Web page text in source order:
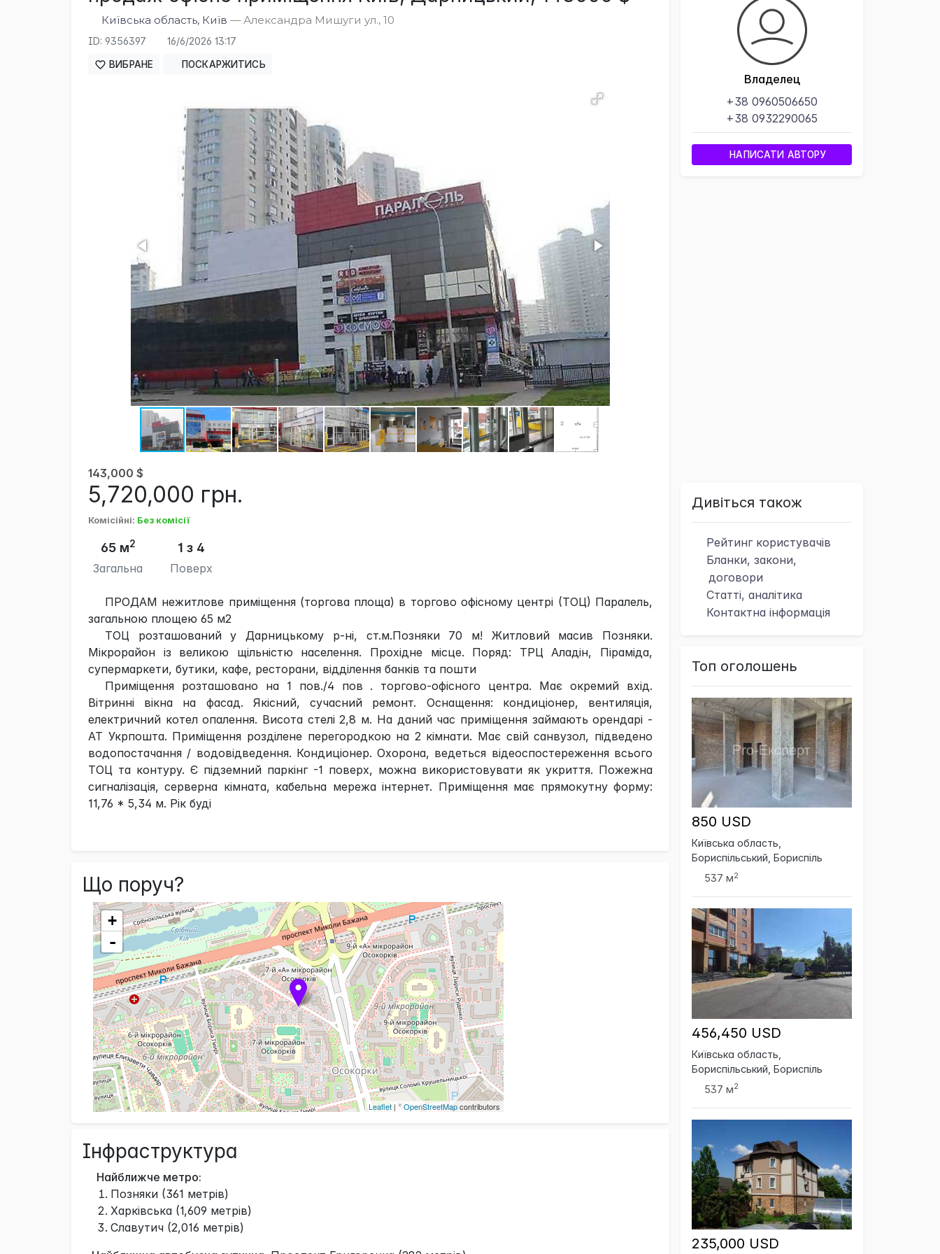
Київська область, Київ — Александра Мишуги ул., 10
ID: 9356397 16/6/2026 13:17
ВИБРАНЕ ПОСКАРЖИТИСЬ
143,000 $
5,720,000 грн.
Комісійні: Без комісії
65 м2
Загальна
1 з 4
Поверх
ПРОДАМ нежитлове приміщення (торгова площа) в торгово офісному центрі (ТОЦ) Паралель,
загальною площею 65 м2
ТОЦ розташований у Дарницькому р-ні, ст.м.Позняки 70 м! Житловий масив Позняки.
Мікрорайон із великою щільністю населення. Прохідне місце. Поряд: ТРЦ Аладін, Піраміда,
супермаркети, бутики, кафе, ресторани, відділення банків та пошти
Приміщення розташовано на 1 пов./4 пов . торгово-офісного центра. Має окремий вхід.
Вітринні вікна на фасад. Якісний, сучасний ремонт. Оснащення: кондиціонер, вентиляція,
електричний котел опалення. Висота стелі 2,8 м. На даний час приміщення займають орендарі -
АТ Укрпошта. Приміщення розділене перегородкою на 2 кімнати. Має свій санвузол, підведено
водопостачання / водовідведення. Кондиціонер. Охорона, ведеться відеоспостереження всього
ТОЦ та контуру. Є підземний паркінг -1 поверх, можна використовувати як укриття. Пожежна
сигналізація, серверна кімната, кабельна мережа інтернет. Приміщення має прямокутну форму:
11,76 * 5,34 м. Рік буді
Що поруч?
+
-
Leaflet| ©OpenStreetMapcontributors
Інфраструктура
Найближче метро:
Позняки (361 метрів)
Харківська (1,609 метрів)
Славутич (2,016 метрів)
Владелец
+38 0960506650
+38 0932290065
НАПИСАТИ АВТОРУ
Дивіться також
Рейтинг користувачів
Бланки, закони,
договори
Статті, аналітика
Контактна інформація
Топ оголошень
850 USD
Київська область,
Бориспільський, Бориспіль
537 м2
456,450 USD
Київська область,
Бориспільський, Бориспіль
537 м2
235,000 USD